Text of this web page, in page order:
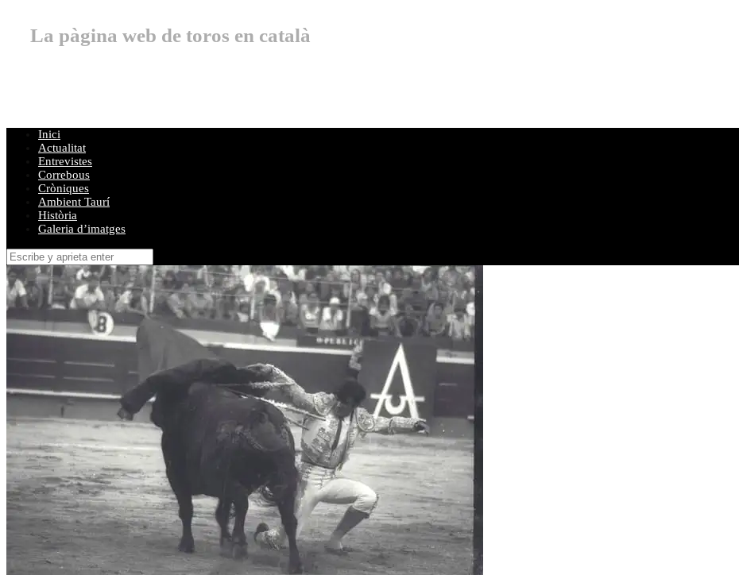
La pàgina web de toros en català
Inici
Actualitat
Entrevistes
Correbous
Cròniques
Ambient Taurí
Història
Galeria d’imatges
Buscar
por: